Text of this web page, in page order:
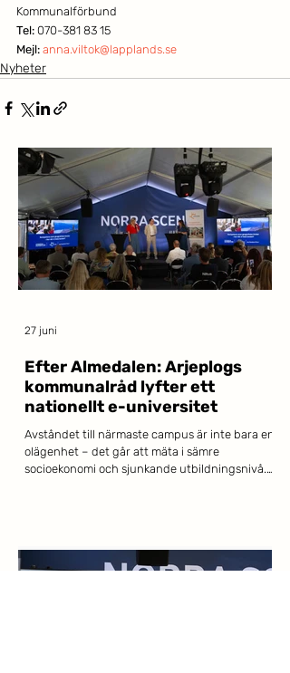
Kommunalförbund
Tel: 070-381 83 15
Mejl: anna.viltok@lapplands.se
Nyheter
Efter Almedalen: Arjeplogs
kommunalråd lyfter ett
nationellt e-universitet
Avståndet till närmaste campus är inte bara en
olägenhet – det går att mäta i sämre
socioekonomi och sjunkande utbildningsnivå.
Kommunalförbund och Kompetensarena
27 juni